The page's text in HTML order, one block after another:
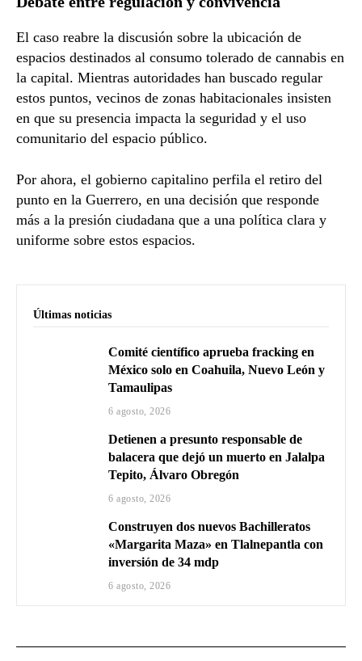
El caso reabre la discusión sobre la ubicación de
espacios destinados al consumo tolerado de cannabis en
la capital. Mientras autoridades han buscado regular
estos puntos, vecinos de zonas habitacionales insisten
en que su presencia impacta la seguridad y el uso
comunitario del espacio público.
Por ahora, el gobierno capitalino perfila el retiro del
punto en la Guerrero, en una decisión que responde
más a la presión ciudadana que a una política clara y
uniforme sobre estos espacios.
Últimas noticias
Comité científico aprueba fracking en
México solo en Coahuila, Nuevo León y
Tamaulipas
6 agosto, 2026
Detienen a presunto responsable de
balacera que dejó un muerto en Jalalpa
Tepito, Álvaro Obregón
6 agosto, 2026
Construyen dos nuevos Bachilleratos
«Margarita Maza» en Tlalnepantla con
inversión de 34 mdp
6 agosto, 2026